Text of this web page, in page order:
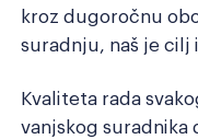
kroz dugoročnu
suradnju, naš je cilj
Kvaliteta rada
vanjskog suradnika